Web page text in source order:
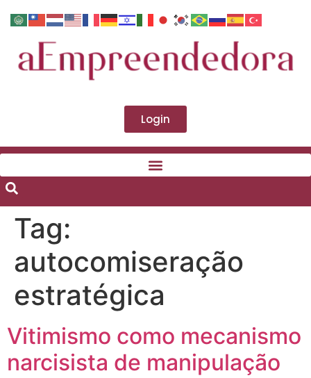
Login
Tag:
autocomiseração
estratégica
Vitimismo como mecanismo
narcisista de manipulação